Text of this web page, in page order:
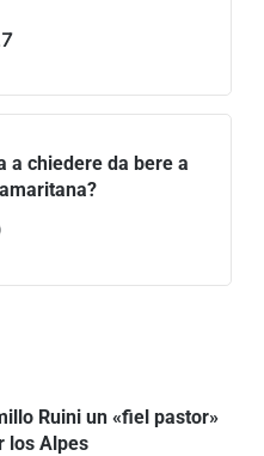
a chiedere da bere a
Ruini un «fiel pastor»
los Alpes